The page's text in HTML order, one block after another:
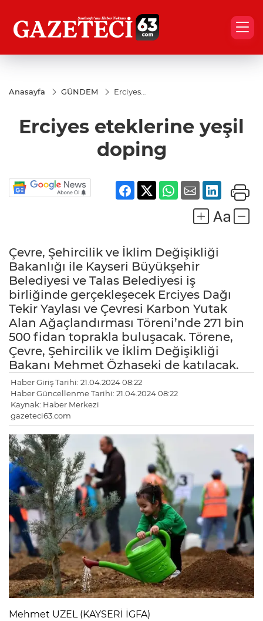
Anasayfa GÜNDEM
Erciyes
doping
Erciyes eteklerine yeşil
doping
Çevre, Şehircilik ve İklim Değişikliği
Bakanlığı ile Kayseri Büyükşehir
Belediyesi ve Talas Belediyesi iş
birliğinde gerçekleşecek Erciyes Dağı
Tekir Yaylası ve Çevresi Karbon Yutak
Alan Ağaçlandırması Töreni’nde 271 bin
500 fidan toprakla buluşacak. Törene,
Çevre, Şehircilik ve İklim Değişikliği
Bakanı Mehmet Özhaseki de katılacak.
Haber Giriş Tarihi: 21.04.2024 08:22
Haber Güncellenme Tarihi: 21.04.2024 08:22
Kaynak: Haber Merkezi
gazeteci63.com
Mehmet UZEL (KAYSERİ İGFA)